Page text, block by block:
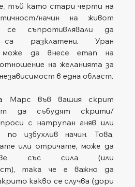
тъй като стари черти на
начин на живот
съпротивлявали да
са разклатени. Уран
може да внесе етап на
на желанията за
в една област.
Марс във вашия скрит
да събудят скрити/
с натрупан гняв или
по избухлив начин. Това,
или отричате, може да
със сила (или
така че е важно да
какво се случва (дори